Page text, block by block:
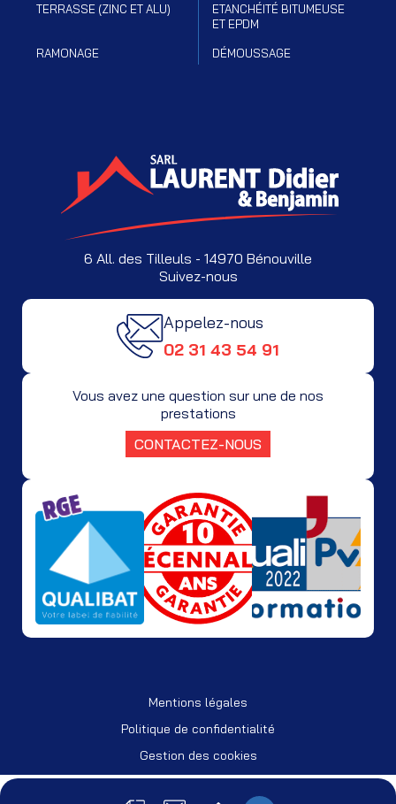
TERRASSE (ZINC ET ALU)
ETANCHÉITÉ BITUMEUSE
ET EPDM
RAMONAGE DÉMOUSSAGE
6 All. des Tilleuls - 14970 Bénouville
Suivez-nous
Appelez-nous
02 31 43 54 91
Vous avez une question sur une de nos
prestations
CONTACTEZ-NOUS
Mentions légales
Politique de confidentialité
Gestion des cookies